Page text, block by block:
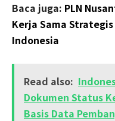
Baca juga: PLN
Kerja Sama
Indonesia
Read also:
Dokumen Status
Basis Data